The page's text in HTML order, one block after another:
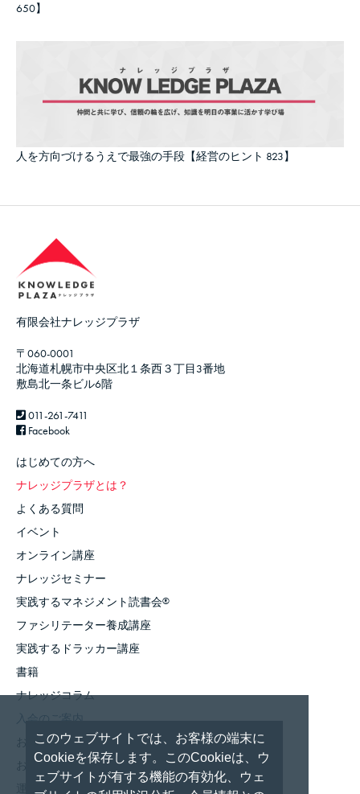
このウェブサイトでは、お客様の端末に
Cookieを保存します。このCookieは、ウ
ェブサイトが有する機能の有効化、ウェ
650】
人を方向づけるうえで最強の手段【経営のヒント 823】
有限会社ナレッジプラザ
〒060-0001
北海道札幌市中央区北１条西３丁目3番地
敷島北一条ビル6階
011-261-7411
Facebook
はじめての方へ
ナレッジプラザとは？
よくある質問
イベント
オンライン講座
ナレッジセミナー
実践するマネジメント読書会®
ファシリテーター養成講座
実践するドラッカー講座
書籍
ナレッジコラム
入会のご案内
お知らせ
お問い合わせ
運営者情報